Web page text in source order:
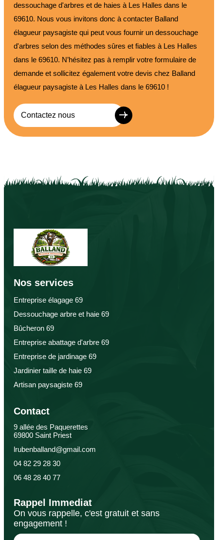
dessouchage d'arbres et de haies à Les Halles dans le
69610. Nous vous invitons donc à contacter Balland
élagueur paysagiste qui peut vous fournir un dessouchage
d'arbres selon des méthodes sûres et fiables à Les Halles
dans le 69610. N’hésitez pas à remplir votre formulaire de
demande et sollicitez également votre devis chez Balland
élagueur paysagiste à Les Halles dans le 69610 !
Contactez nous
Nos services
Entreprise élagage 69
Dessouchage arbre et haie 69
Bûcheron 69
Entreprise abattage d'arbre 69
Entreprise de jardinage 69
Jardinier taille de haie 69
Artisan paysagiste 69
Contact
9 allée des Paquerettes
69800 Saint Priest
lrubenballand@gmail.com
04 82 29 28 30
06 48 28 40 77
Rappel Immediat
On vous rappelle, c'est gratuit et sans
engagement !